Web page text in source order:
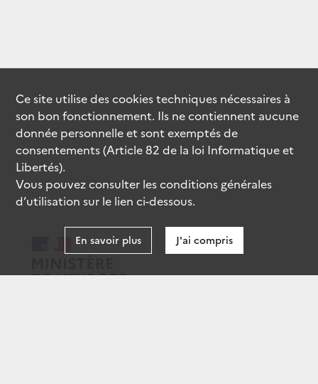
Ce site utilise descookiestechniques nécessaires à
son bon fonctionnement. Ils ne contiennent aucune
donnée personnelle et sont exemptés de
consentements (Article 82 de la loi Informatique et
Libertés).
Vous pouvez consulter les conditions générales
d’utilisation sur le lien ci-dessous.
En savoir plus J'ai compris